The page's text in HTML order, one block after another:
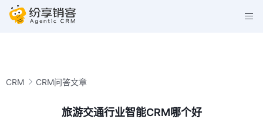
CRM CRM问答文章
旅游交通行业智能CRM哪个好